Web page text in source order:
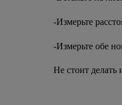
-Измерьте
-Измерьте обе
Не стоит делать